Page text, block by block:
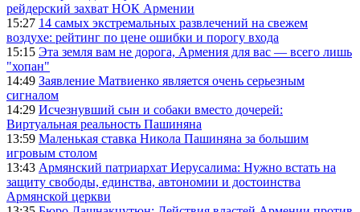
рейдерский захват НОК Армении
15:27 14 самых экстремальных развлечений на свежем
воздухе: рейтинг по цене ошибки и порогу входа
15:15 Эта земля вам не дорога, Армения для вас — всего лишь
"хопан"
14:49 Заявление Матвиенко является очень серьезным
сигналом
14:29 Исчезнувший сын и собаки вместо дочерей:
Виртуальная реальность Пашиняна
13:59 Маленькая ставка Никола Пашиняна за большим
игровым столом
13:43 Армянский патриархат Иерусалима: Нужно встать на
защиту свободы, единства, автономии и достоинства
Армянской церкви